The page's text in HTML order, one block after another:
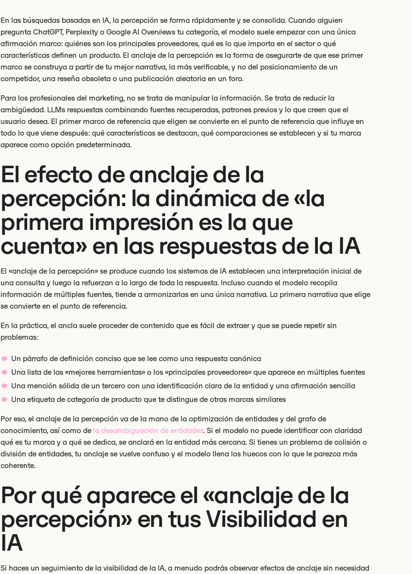
En las búsquedas basadas en IA, la percepción se forma rápidamente y se consolida. Cuando alguien
pregunta ChatGPT, Perplexity o Google AI Overviews tu categoría, el modelo suele empezar con una única
afirmación marco: quiénes son los principales proveedores, qué es lo que importa en el sector o qué
características definen un producto. El anclaje de la percepción es la forma de asegurarte de que ese primer
marco se construya a partir de tu mejor narrativa, la más verificable, y no del posicionamiento de un
competidor, una reseña obsoleta o una publicación aleatoria en un foro.
Para los profesionales del marketing, no se trata de manipular la información. Se trata de reducir la
ambigüedad. LLMs respuestas combinando fuentes recuperadas, patrones previos y lo que creen que el
usuario desea. El primer marco de referencia que eligen se convierte en el punto de referencia que influye en
todo lo que viene después: qué características se destacan, qué comparaciones se establecen y si tu marca
aparece como opción predeterminada.
El efecto de anclaje de la
percepción: la dinámica de «la
primera impresión es la que
cuenta» en las respuestas de la IA
El «anclaje de la percepción» se produce cuando los sistemas de IA establecen una interpretación inicial de
una consulta y luego la refuerzan a lo largo de toda la respuesta. Incluso cuando el modelo recopila
información de múltiples fuentes, tiende a armonizarlas en una única narrativa. La primera narrativa que elige
se convierte en el punto de referencia.
En la práctica, el ancla suele proceder de contenido que es fácil de extraer y que se puede repetir sin
problemas:
Un párrafo de definición conciso que se lee como una respuesta canónica
Una lista de las «mejores herramientas» o los «principales proveedores» que aparece en múltiples fuentes
Una mención sólida de un tercero con una identificación clara de la entidad y una afirmación sencilla
Una etiqueta de categoría de producto que te distingue de otras marcas similares
Por eso, el anclaje de la percepción va de la mano de la optimización de entidades y del grafo de
conocimiento, así como de la desambiguación de entidades. Si el modelo no puede identificar con claridad
qué es tu marca y a qué se dedica, se anclará en la entidad más cercana. Si tienes un problema de colisión o
división de entidades, tu anclaje se vuelve confuso y el modelo llena los huecos con lo que le parezca más
coherente.
Por qué aparece el «anclaje de la
percepción» en tus Visibilidad en
IA
Si haces un seguimiento de la visibilidad de la IA, a menudo podrás observar efectos de anclaje sin necesidad